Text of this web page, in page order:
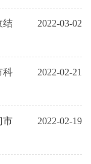
结
2022-03-02
科
2022-02-21
市
2022-02-19